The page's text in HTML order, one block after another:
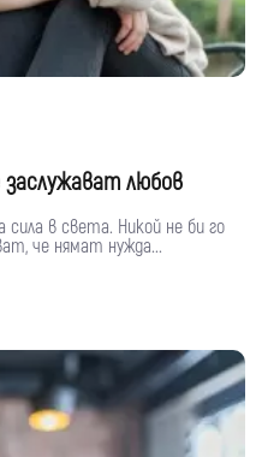
любов
в света. Никой не би го
че нямат нужда...